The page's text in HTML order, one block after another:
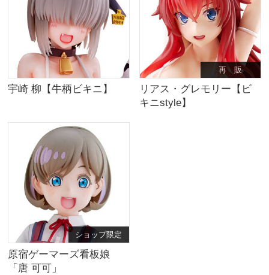
宇崎 柳【牛柄ビキニ】
再 販
リアス・グレモリー【ビ
キニstyle】
ショップ限定
原宿ゲーマーズ看板娘
「唐 可可」